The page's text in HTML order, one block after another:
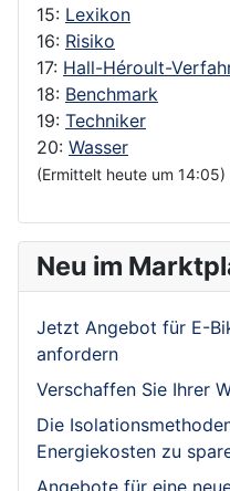
15: Lexikon
16: Risiko
17: Hall-Héroult-
18: Benchmark
19: Techniker
20: Wasser
(Ermittelt heute um 14:05)
Neu im
Jetzt Angebot für E-
anfordern
Verschaffen Sie Ihrer
Die
Energiekosten zu
Angebote für eine